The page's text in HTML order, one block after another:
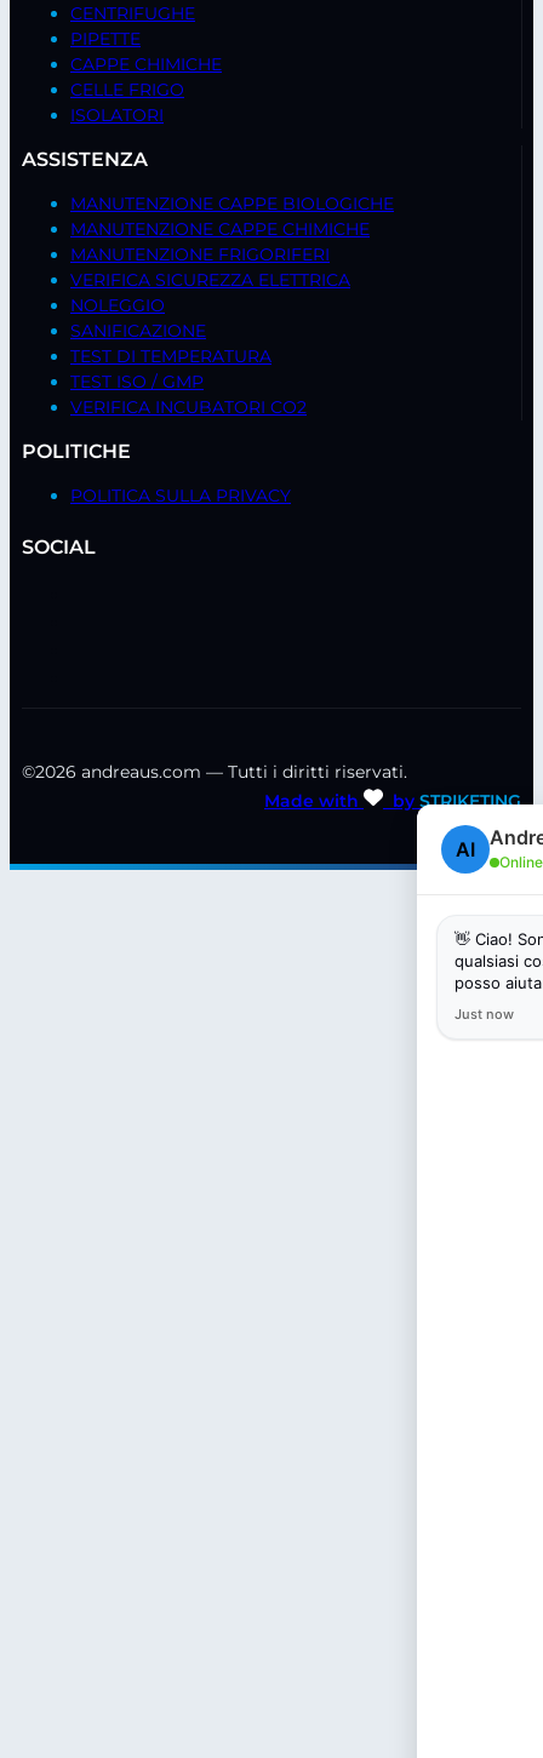
CENTRIFUGHE
PIPETTE
CAPPE CHIMICHE
CELLE FRIGO
ISOLATORI
ASSISTENZA
MANUTENZIONE CAPPE BIOLOGICHE
MANUTENZIONE CAPPE CHIMICHE
MANUTENZIONE FRIGORIFERI
VERIFICA SICUREZZA ELETTRICA
NOLEGGIO
SANIFICAZIONE
TEST DI TEMPERATURA
TEST ISO / GMP
VERIFICA INCUBATORI CO2
POLITICHE
POLITICA SULLA PRIVACY
SOCIAL
©2026 andreaus.com — Tutti i diritti riservati.
Made with
by STRIKETING